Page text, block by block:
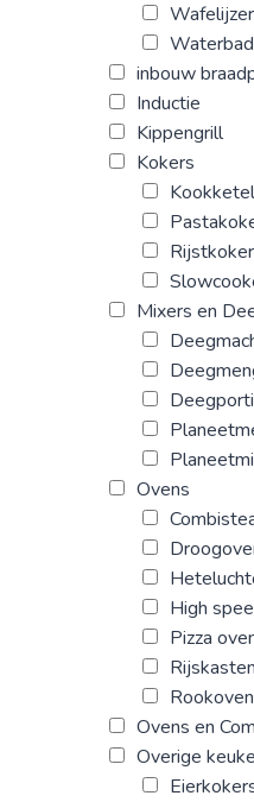
inbouw
Inductie
Kippengrill
Kokers
Mixers en
Ovens
High
Pizza
Rijskasten
Ovens en
Overige